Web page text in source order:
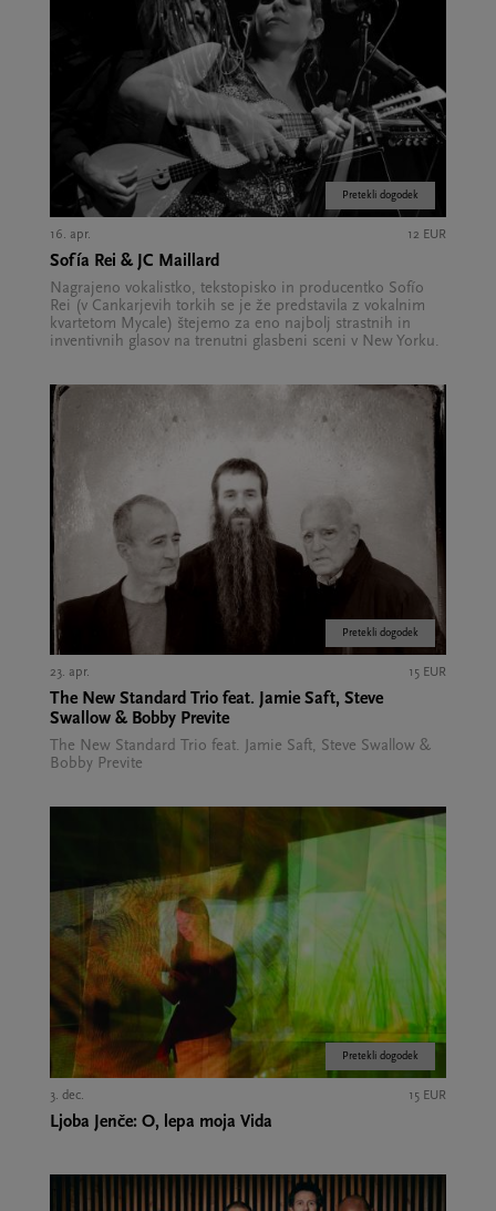
Pretekli dogodek
16. apr. 12 EUR
Sofía Rei & JC Maillard
Nagrajeno vokalistko, tekstopisko in producentko Sofío
Rei (v Cankarjevih torkih se je že predstavila z vokalnim
kvartetom Mycale) štejemo za eno najbolj strastnih in
inventivnih glasov na trenutni glasbeni sceni v New Yorku.
Pretekli dogodek
23. apr. 15 EUR
The New Standard Trio feat. Jamie Saft, Steve
Swallow & Bobby Previte
The New Standard Trio feat. Jamie Saft, Steve Swallow &
Bobby Previte
Pretekli dogodek
3. dec. 15 EUR
Ljoba Jenče: O, lepa moja Vida